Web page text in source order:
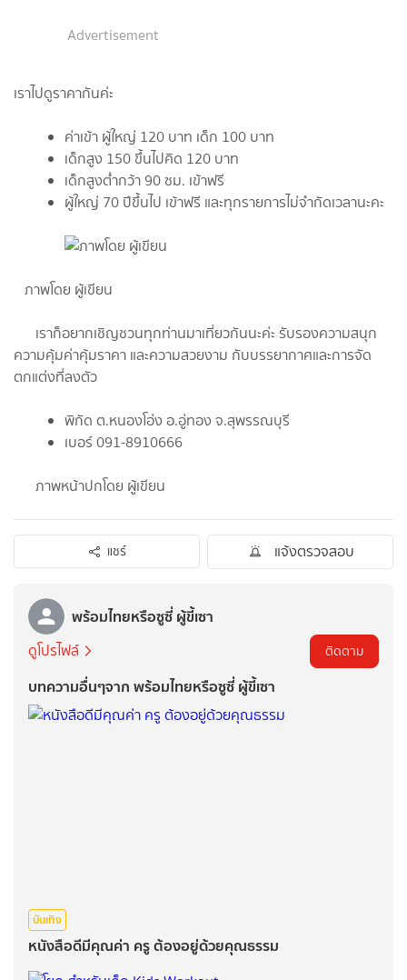
Advertisement
เราไปดูราคากันค่ะ
ค่าเข้า ผู้ใหญ่ 120 บาท เด็ก 100 บาท
เด็กสูง 150 ขึ้นไปคิด 120 บาท
เด็กสูงต่ำกว้า 90 ซม. เข้าฟรี
ผู้ใหญ่ 70 ปีขึ้นไป เข้าฟรี และทุกรายการไม่จำกัดเวลานะคะ
ภาพโดย ผู้เขียน
เราก็อยากเชิญชวนทุกท่านมาเที่ยวกันนะค่ะ รับรองความสนุก
ความคุ้มค่าคุ้มราคา และความสวยงาม กับบรรยากาศและการจัด
ตกแต่งที่ลงตัว
พิกัด ต.หนองโอ่ง อ.อู่ทอง จ.สุพรรณบุรี
เบอร์ 091-8910666
ภาพหน้าปกโดย ผู้เขียน
แชร์ แจ้งตรวจสอบ
พร้อมไทยหรือซูซี่ ผู้ขี้เซา
ดูโปรไฟล์ ติดตาม
บทความอื่นๆจาก พร้อมไทยหรือซูซี่ ผู้ขี้เซา
บันเทิง
หนังสือดีมีคุณค่า ครู ต้องอยู่ด้วยคุณธรรม